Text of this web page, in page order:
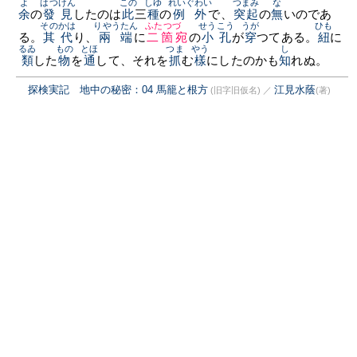
余
よ
の發見
はつけん
したのは此
この
三種
しゆ
の例外
れいぐわい
で、 突起
つまみ
の無
な
いのであ
る。 其代
そのかは
り、 兩端
りやうたん
に 二箇宛
ふたつづゞ
の小孔
せうこう
が穿
うが
つてある。 紐
ひも
に
類
るゐ
した物
もの
を通
とほ
して、それを抓
つま
む樣
やう
にしたのかも知
し
れぬ。
探検実記 地中の秘密：04 馬籠と根方 (旧字旧仮名) ／ 江見水蔭(著)